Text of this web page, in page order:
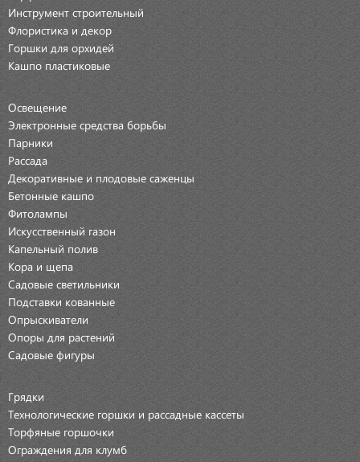
Инструмент строительный
Флористика и декор
Горшки для орхидей
Кашпо пластиковые
Освещение
Электронные средства борьбы
Парники
Рассада
Декоративные и плодовые саженцы
Бетонные кашпо
Фитолампы
Искусственный газон
Капельный полив
Кора и щепа
Садовые светильники
Подставки кованные
Опрыскиватели
Опоры для растений
Садовые фигуры
Грядки
Технологические горшки и рассадные кассеты
Торфяные горшочки
Ограждения для клумб